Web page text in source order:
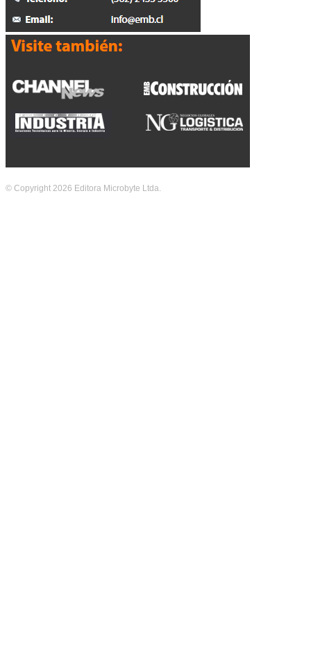
© Copyright 2026 Editora Microbyte Ltda.